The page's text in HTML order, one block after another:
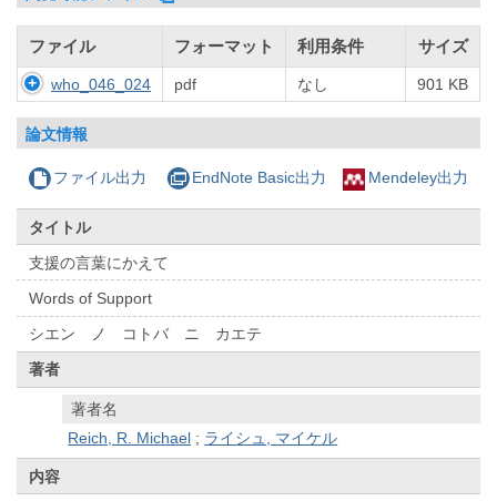
ファイル フォーマット 利用条件 サイズ
who_046_024 pdf なし 901 KB
論文情報
ファイル出力 EndNote Basic出力 Mendeley出力
タイトル
支援の言葉にかえて
Words of Support
シエン ノ コトバ ニ カエテ
著者
著者名
Reich, R. Michael ; ライシュ, マイケル
内容